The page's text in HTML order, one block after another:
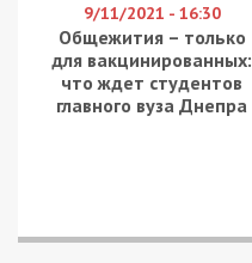
9/11/2021 - 16:30
Общежития – только
для вакцинированных:
что ждет студентов
главного вуза Днепра